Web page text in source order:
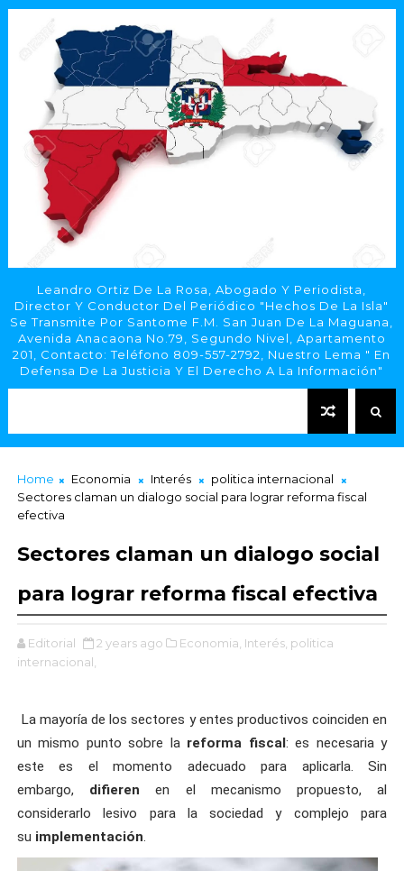
Leandro Ortiz De La Rosa, Abogado Y Periodista,
Director Y Conductor Del Periódico "Hechos De La Isla"
Se Transmite Por Santome F.M. San Juan De La Maguana,
Avenida Anacaona No.79, Segundo Nivel, Apartamento
201, Contacto: Teléfono 809-557-2792, Nuestro Lema " En
Defensa De La Justicia Y El Derecho A La Información"
Home Economia Interés
politica internacional
Sectores claman un dialogo social para lograr reforma fiscal
efectiva
Sectores claman un dialogo social
para lograr reforma fiscal efectiva
Editorial 2 years ago Economia, Interés, politica
internacional,
La mayoría de los sectores y entes productivos coinciden en
un mismo punto sobre la reforma fiscal: es necesaria y
este es el momento adecuado para aplicarla. Sin
embargo,
difieren
en el mecanismo propuesto, al
considerarlo lesivo para la sociedad y complejo para
su implementación